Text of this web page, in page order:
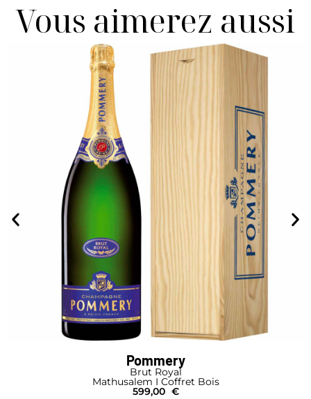
Vous aimerez aussi
Pommery
Brut Royal
Mathusalem I Coffret Bois
599,00 €